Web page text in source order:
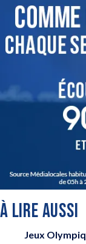
À LIRE AUSSI
Jeux